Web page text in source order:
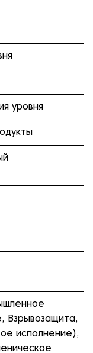
уровня
Взрывозащита,
исполнение),